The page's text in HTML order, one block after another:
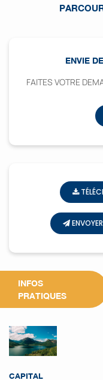
ENVIE
FAITES VOTRE
INFOS
PRATIQUES
CAPITAL